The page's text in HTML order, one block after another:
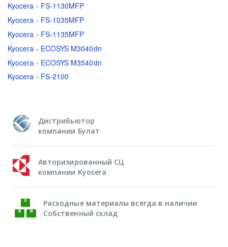
Kyocera - FS-1130MFP
Kyocera - FS-1035MFP
Kyocera - FS-1135MFP
Kyocera - ECOSYS M3040dn
Kyocera - ECOSYS M3540dn
Kyocera - FS-2100
Дистрибьютор
компании Булат
Авторизированный СЦ
компании Kyocera
Расходные материалы всегда в наличии
Собственный склад